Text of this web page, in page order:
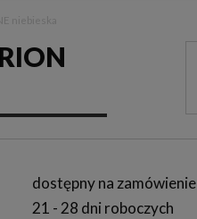
dostępny na zamówienie
21 - 28 dni roboczych